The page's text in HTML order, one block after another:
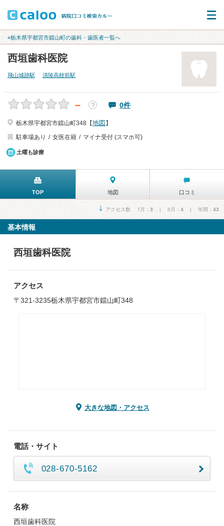
«栃木県宇都宮市鐺山町の歯科・歯医者一覧へ
西垣歯科医院
飛山城跡駅 清陵高校前駅
－ ？ 0件
栃木県宇都宮市鐺山町348【地図 】
駐車場あり
女医在籍 マイナ受付 (スマホ可)
土曜も診療
TOP 地図 口コミ
アクセス数 7月： 3 | 6月： 4 | 年間： 43
基本情報
西垣歯科医院
アクセス
〒321-3235栃木県宇都宮市鐺山町348
大きな地図・アクセス
電話・サイト
028-670-5162
名称
西垣歯科医院